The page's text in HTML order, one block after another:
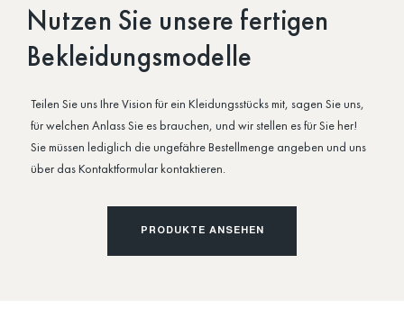
Nutzen Sie unsere fertigen
Bekleidungsmodelle
Teilen Sie uns Ihre Vision für ein Kleidungsstücks mit, sagen Sie uns,
für welchen Anlass Sie es brauchen, und wir stellen es für Sie her!
Sie müssen lediglich die ungefähre Bestellmenge angeben und uns
über das Kontaktformular kontaktieren.
PRODUKTE ANSEHEN